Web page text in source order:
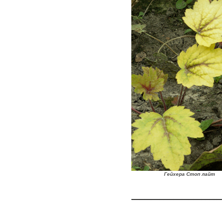
Гейхера Стоп лайт